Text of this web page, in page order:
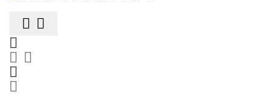
 

 

